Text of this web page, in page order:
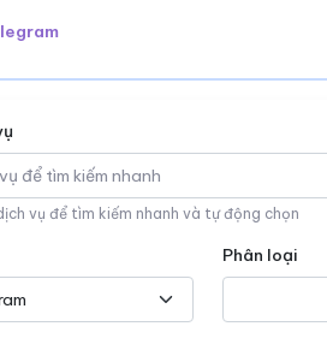
vụ để tìm kiếm nhanh và tự động chọn
Phân loại